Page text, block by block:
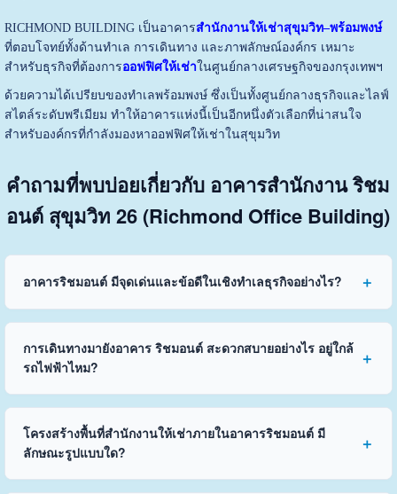
RICHMOND BUILDING เป็นอาคารสำนักงานให้เช่าสุขุมวิท–พร้อมพงษ์
ที่ตอบโจทย์ทั้งด้านทำเล การเดินทาง และภาพลักษณ์องค์กร เหมาะ
สำหรับธุรกิจที่ต้องการออฟฟิศให้เช่าในศูนย์กลางเศรษฐกิจของกรุงเทพฯ
ด้วยความได้เปรียบของทำเลพร้อมพงษ์ ซึ่งเป็นทั้งศูนย์กลางธุรกิจและไลฟ์
สไตล์ระดับพรีเมียม ทำให้อาคารแห่งนี้เป็นอีกหนึ่งตัวเลือกที่น่าสนใจ
สำหรับองค์กรที่กำลังมองหาออฟฟิศให้เช่าในสุขุมวิท
คำถามที่พบบ่อยเกี่ยวกับ อาคารสำนักงาน ริชม
อนต์ สุขุมวิท 26 (Richmond Office Building)
อาคารริชมอนต์ มีจุดเด่นและข้อดีในเชิงทำเลธุรกิจอย่างไร?
การเดินทางมายังอาคาร ริชมอนต์ สะดวกสบายอย่างไร อยู่ใกล้
รถไฟฟ้าไหม?
โครงสร้างพื้นที่สำนักงานให้เช่าภายในอาคารริชมอนต์ มี
ลักษณะรูปแบบใด?